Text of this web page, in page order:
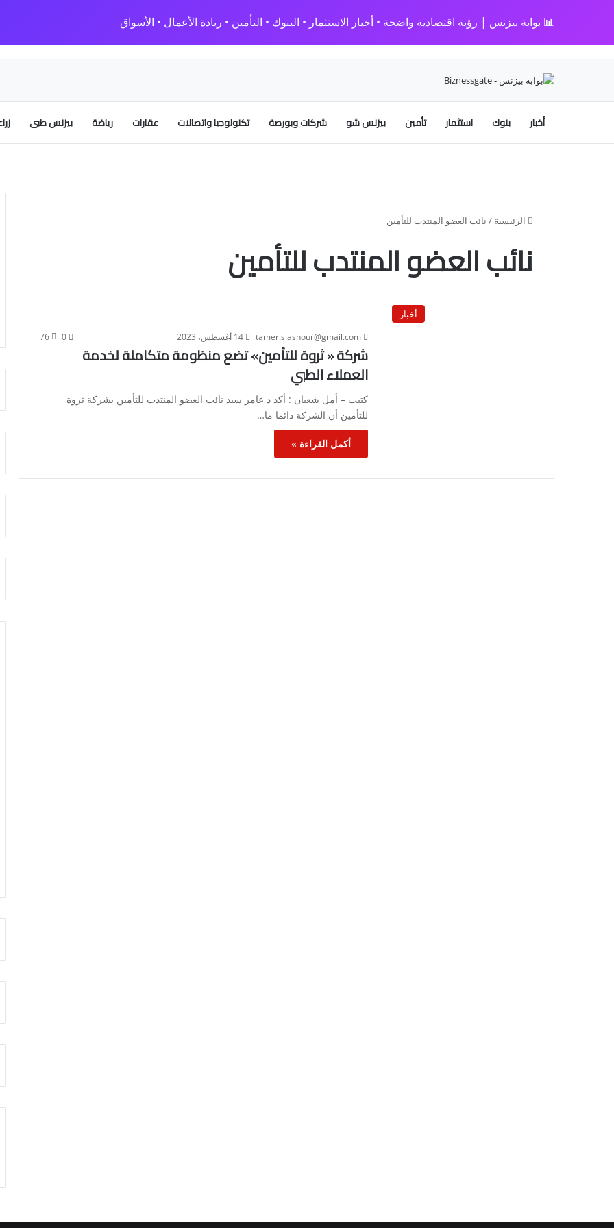
📊 بوابة بيزنس | رؤية اقتصادية واضحة • أخبار الاستثمار • البنوك • التأمين • ريادة الأعمال • الأسواق
أخبار بنوك استثمار تأمين بيزنس شو شركات وبورصة تكنولوجيا واتصالات عقارات رياضة بيزنس طبى
الرئيسية / نائب العضو المنتدب للتأمين
نائب العضو المنتدب للتأمين
أخبار
tamer.s.ashour@gmail.com 14 أغسطس، 2023 0
76
شركة « ثروة للتأمين» تضع منظومة متكاملة لخدمة
العملاء الطبي
كتبت – أمل شعبان : أكد د عامر سيد نائب العضو المنتدب للتأمين بشركة ثروة
للتأمين أن الشركة دائما ما…
أكمل القراءة »